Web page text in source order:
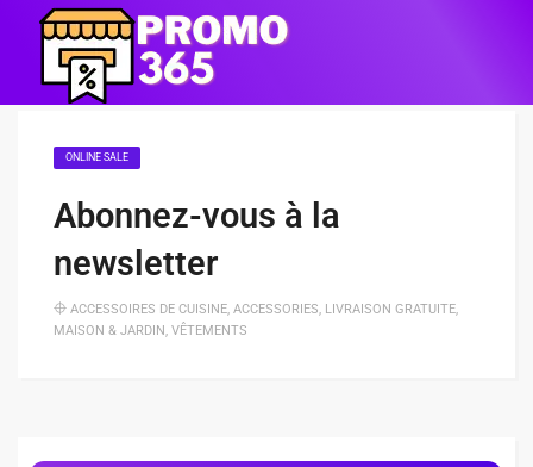
ONLINE SALE
Abonnez-vous à la
newsletter
ACCESSOIRES DE CUISINE, ACCESSORIES, LIVRAISON GRATUITE,
MAISON & JARDIN, VÊTEMENTS